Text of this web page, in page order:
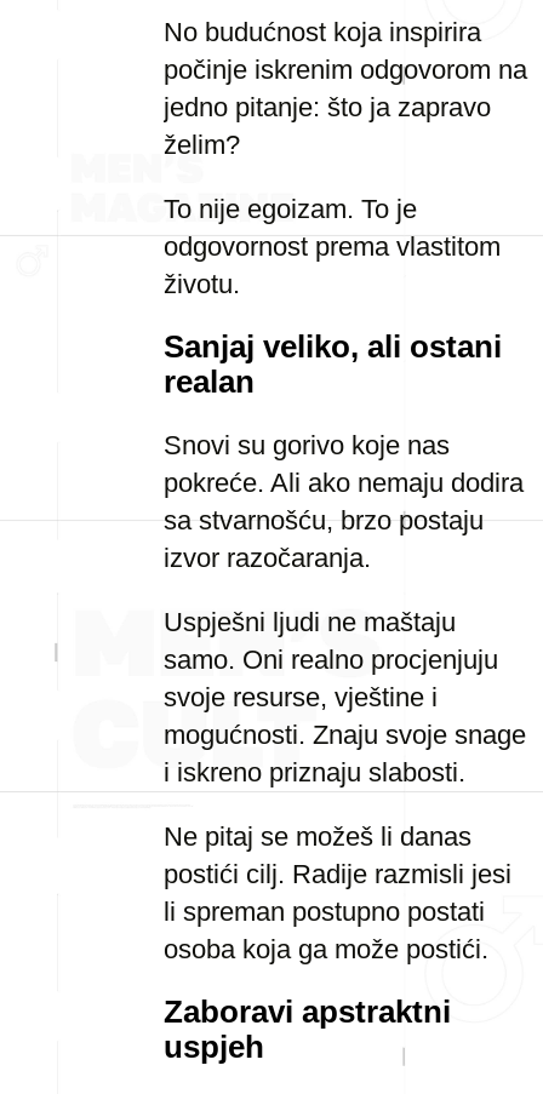
No budućnost koja inspirira
počinje iskrenim odgovorom na
jedno pitanje: što ja zapravo
želim?
To nije egoizam. To je
odgovornost prema vlastitom
životu.
Sanjaj veliko, ali ostani
realan
Snovi su gorivo koje nas
pokreće. Ali ako nemaju dodira
sa stvarnošću, brzo postaju
izvor razočaranja.
Uspješni ljudi ne maštaju
samo. Oni realno procjenjuju
svoje resurse, vještine i
mogućnosti. Znaju svoje snage
i iskreno priznaju slabosti.
Ne pitaj se možeš li danas
postići cilj. Radije razmisli jesi
li spreman postupno postati
osoba koja ga može postići.
Zaboravi apstraktni
uspjeh